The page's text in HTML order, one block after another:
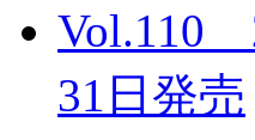
Vol.110
31日発売